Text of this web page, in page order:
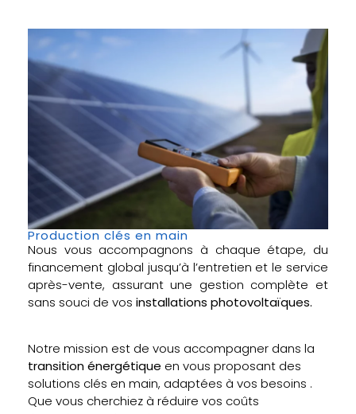
Production clés en main
Nous vous accompagnons à chaque étape, du
financement global jusqu’à l’entretien et le service
après-vente, assurant une gestion complète et
sans souci de vos installations photovoltaïques.
Notre mission est de vous accompagner dans la
transition énergétique en vous proposant des
solutions clés en main, adaptées à vos besoins .
Que vous cherchiez à réduire vos coûts